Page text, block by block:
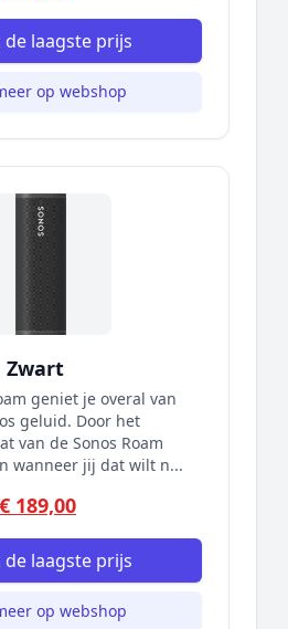
de laagste prijs
op webshop
Zwart
geniet je overal van
geluid. Door het
van de Sonos Roam
wanneer jij dat wilt n...
€ 189,00
de laagste prijs
op webshop